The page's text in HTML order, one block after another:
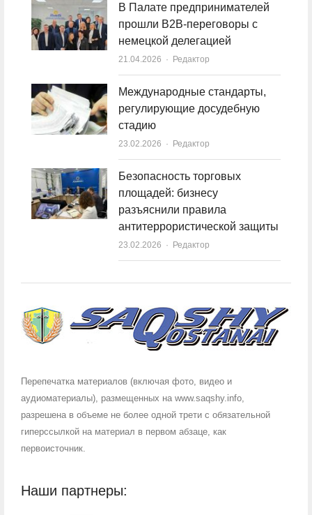
В Палате предпринимателей
прошли B2B-переговоры с
немецкой делегацией
21.04.2026 Author
Редактор
Международные стандарты,
регулирующие досудебную
стадию
23.02.2026 Author
Редактор
Безопасность торговых
площадей: бизнесу
разъяснили правила
антитеррористической защиты
23.02.2026 Author
Редактор
Перепечатка материалов (включая фото, видео и
аудиоматериалы), размещенных на www.saqshy.info,
разрешена в объеме не более одной трети с обязательной
гиперссылкой на материал в первом абзаце, как
первоисточник.
Наши партнеры: